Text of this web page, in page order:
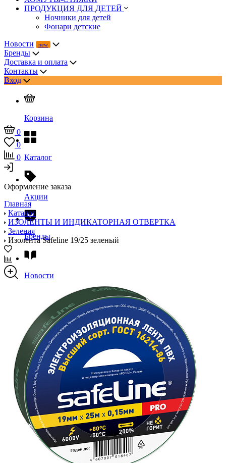
ПРОДУКЦИЯ ДЛЯ ДЕТЕЙ
Ночники для детей
Фонари детские
Новости
Бренды
Доставка и оплата
Контакты
Вход
Корзина
Каталог
Акции
Бренды
Новости
Блог
Помощь
Контакты
0
0
0
Оформление заказа
Главная
Каталог
ИЗОЛЕНТЫ И ИНДИКАТОРНАЯ ОТВЕРТКА
Зеленая
Изолента Safeline 19/25 зеленый